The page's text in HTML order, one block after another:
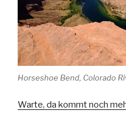
Horseshoe Bend, Colorado
Warte, da kommt noch